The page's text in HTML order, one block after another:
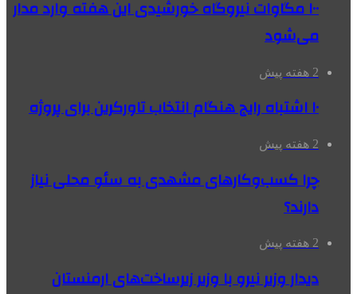
۱۰۰ مگاوات نیروگاه‌ خورشیدی این هفته وارد مدار
می‌شود
2 هفته پیش
۱۰ اشتباه رایج هنگام انتخاب تاورکرین برای پروژه
2 هفته پیش
چرا کسب‌وکارهای مشهدی به سئو محلی نیاز
دارند؟
2 هفته پیش
دیدار وزیر نیرو با وزیر زیرساخت‌های ارمنستان